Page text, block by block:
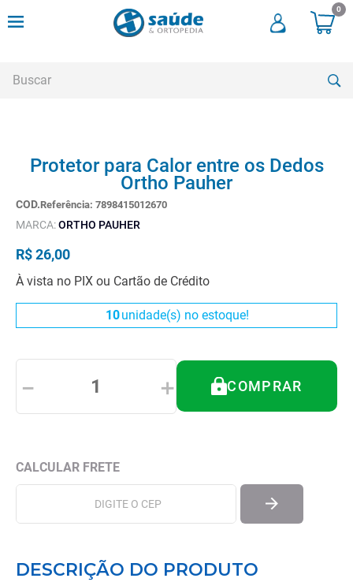
0
Protetor para Calor entre os Dedos
Ortho Pauher
Referência: 7898415012670
MARCA:ORTHO PAUHER
R$26,00
À vista no PIX ou Cartão de Crédito
10unidade(s) no estoque!
＋
－ COMPRAR
DESCRIÇÃO DO PRODUTO
cadeira rodas
3º
andadores
4º
imobilizador joelho
5º
bota imobilizadora
6º
cadeira rodas agile
7º
meia antitrombo
8º
andador
º
10º cadeira higienica